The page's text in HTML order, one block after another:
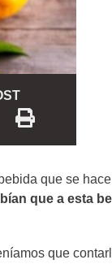
que se
que a esta
que